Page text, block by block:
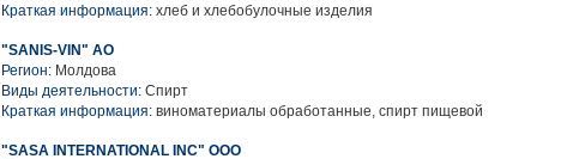
Краткая информация: хлеб и хлебобулочные изделия
"SANIS-VIN" АО
Регион: Молдова
Виды деятельности: Спирт
Краткая информация: виноматериалы обработанные, спирт пищевой
"SASA INTERNATIONAL INC" ООО